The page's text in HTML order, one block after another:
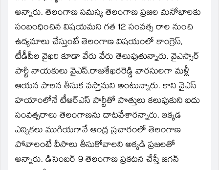
అన్నారు. తెలంగాణ సమస్య తెలంగాణ ప్రజల మనోభాలకు
సంబంధించిన విషయమని గత 12 సంవత్స రాల నుంచి
ఉద్యమాలు చేస్తుంటే తెలంగాణ విషయంలో కాంగ్రెస్‌,
టీడీపీల వైఖరి కూడా వేరు వేరు తెలుపుతున్నారు. వైఎస్సార్‌
పార్టీ నాయకులు వైఎస్‌.రాజశేఖరరెడ్డి వారసులగా మళ్లీ
ఆయన పాలన తీసుక వస్తామని అంటున్నారు. కాని వైఎస్‌
హయాంలోనే టీఆర్‌ఎస్‌ పార్టీతో పొత్తులు కలుపుకుని ఐదు
సంవత్సరాలు తెలంగాణను దాటవేశారన్నారు. ఇక్కడ
ఎన్నికలు ముగియగానే ఆంధ్ర ప్రచారంలో తెలంగాణ
పోవాలంటే వీసాలు తీసుకోవాలని అక్కడి ప్రజలతో
అన్నారు. డిసెంబర్‌ 9 తెలంగాణ ప్రకటన చేస్తే జగన్‌